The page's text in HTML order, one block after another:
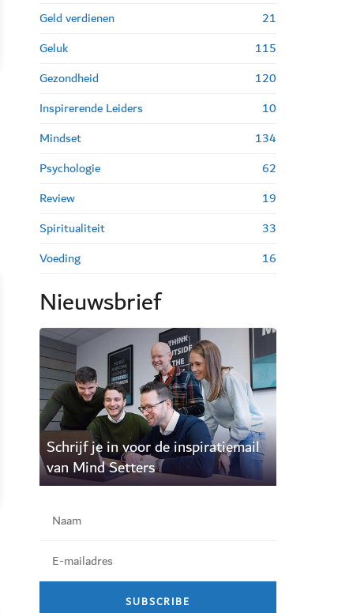
Geld verdienen
21
Geluk
115
Gezondheid
120
Inspirerende Leiders
10
Mindset
134
Psychologie
62
Review
19
Spiritualiteit
33
Voeding
16
Nieuwsbrief
Schrijf je in voor de inspiratiemail
van Mind Setters